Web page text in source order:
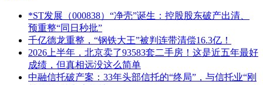
*ST发展（000838）“净壳”诞生：控股股东破产出清、
预重整“同日秒批”
千亿德龙重整，“钢铁大王”被判连带清偿16.3亿！
2026上半年，北京卖了93583套二手房！这是近五年最好
成绩，但真相远没这么简单
中融信托破产案：33年头部信托的“终局”，与信托业“刚